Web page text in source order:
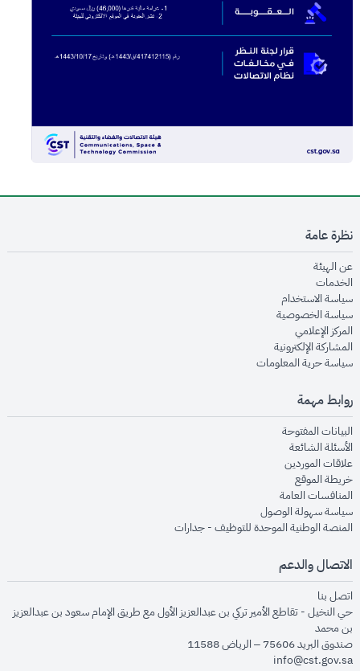
نظرة عامة
عن الهيئةopens in new window
الخدماتopens in new window
سياسة الاستخدام
سياسة الخصوصيةopens in new window
المركز الإعلاميopens in new window
المشاركة الإلكترونيةopens in new window
سياسة حرية المعلوماتopens in new window
روابط مهمة
البيانات المفتوحةopens in new window
الأسئلة الشائعةopens in new window
علاقات الموردينopens in new window
خريطة الموقعopens in new window
المنافسات العامةopens in new window
سياسة سهولة الوصولopens in new window
المنصة الوطنية الموحدة للتوظيف - جداراتopens in new window
الاتصال والدعم
اتصل بنا
حي النخيل - تقاطع الأمير تركي بن عبدالعزيز الأول مع طريق الإمام سعود بن عبدالعزيز
بن محمد
صندوق البريد 75606 – الرياض 11588
info@cst.gov.sa